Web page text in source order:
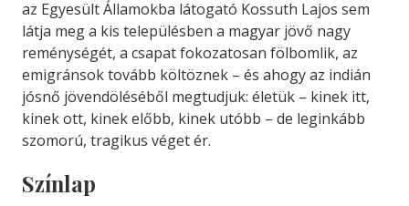
az Egyesült Államokba látogató Kossuth Lajos sem
látja meg a kis településben a magyar jövő nagy
reménységét, a csapat fokozatosan fölbomlik, az
emigránsok tovább költöznek – és ahogy az indián
jósnő jövendöléséből megtudjuk: életük – kinek itt,
kinek ott, kinek előbb, kinek utóbb – de leginkább
szomorú, tragikus véget ér.
Színlap